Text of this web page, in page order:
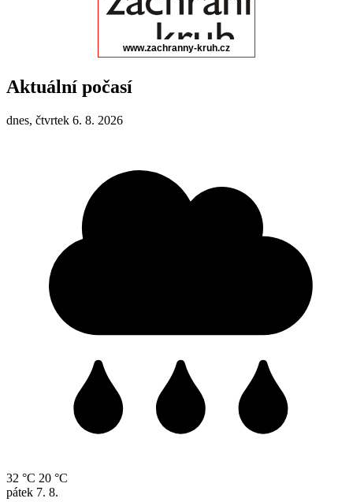
Aktuální počasí
dnes, čtvrtek 6. 8. 2026
32 °C 20 °C
pátek 7. 8.